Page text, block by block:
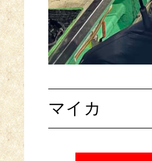
マイカ